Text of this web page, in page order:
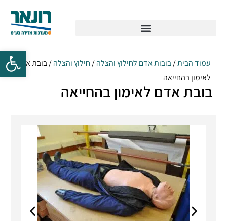
עמוד הבית/בובות אדם לחילוץ והצלה/ חילוץ והצלה/ בובת אדם
לאימון בהחייאה
בובת אדם לאימון בהחייאה